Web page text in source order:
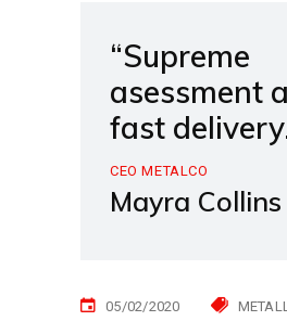
“Supreme
asessment
fast
CEO METALCO
Mayra Collins
05/02/2020